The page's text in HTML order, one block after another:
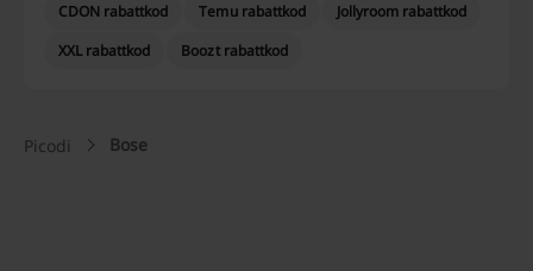
CDON rabattkod Temu rabattkod
Jollyroom rabattkod
XXL rabattkod
Boozt rabattkod
Picodi Bose